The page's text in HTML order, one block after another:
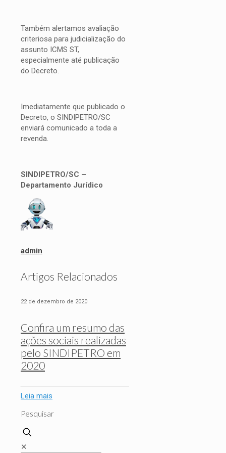
Também alertamos avaliação
criteriosa para judicialização do
assunto ICMS ST,
especialmente até publicação
do Decreto.
Imediatamente que publicado o
Decreto, o SINDIPETRO/SC
enviará comunicado a toda a
revenda.
SINDIPETRO/SC –
Departamento Jurídico
admin
Artigos Relacionados
22 de dezembro de 2020
Confira um resumo das
ações sociais realizadas
pelo SINDIPETRO em
2020
Leia mais
Pesquisar
✕